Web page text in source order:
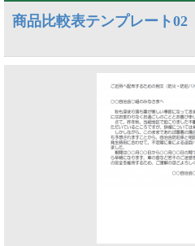
商品比較表テンプレート02